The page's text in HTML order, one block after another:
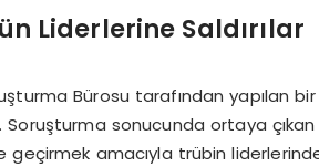
Liderlerine Saldırılar
Bürosu tarafından yapılan
Soruşturma sonucunda ortaya
geçirmek amacıyla trübin